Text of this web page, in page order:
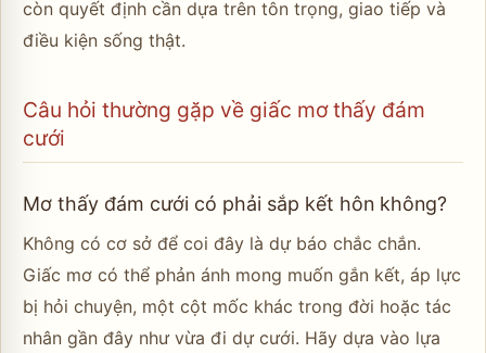
còn quyết định cần dựa trên tôn trọng, giao tiếp và
điều kiện sống thật.
Câu hỏi thường gặp về giấc mơ thấy đám
cưới
Mơ thấy đám cưới có phải sắp kết hôn không?
Không có cơ sở để coi đây là dự báo chắc chắn.
Giấc mơ có thể phản ánh mong muốn gắn kết, áp lực
bị hỏi chuyện, một cột mốc khác trong đời hoặc tác
nhân gần đây như vừa đi dự cưới. Hãy dựa vào lựa